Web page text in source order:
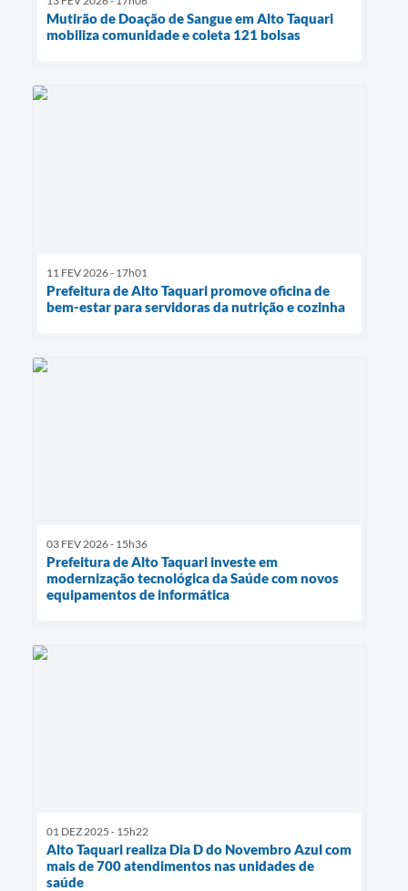
Mutirão de Doação de Sangue em Alto Taquari
mobiliza comunidade e coleta 121 bolsas
11 FEV 2026 - 17h01
Prefeitura de Alto Taquari promove oficina de
bem-estar para servidoras da nutrição e cozinha
03 FEV 2026 - 15h36
Prefeitura de Alto Taquari investe em
modernização tecnológica da Saúde com novos
equipamentos de informática
01 DEZ 2025 - 15h22
Alto Taquari realiza Dia D do Novembro Azul com
mais de 700 atendimentos nas unidades de
saúde